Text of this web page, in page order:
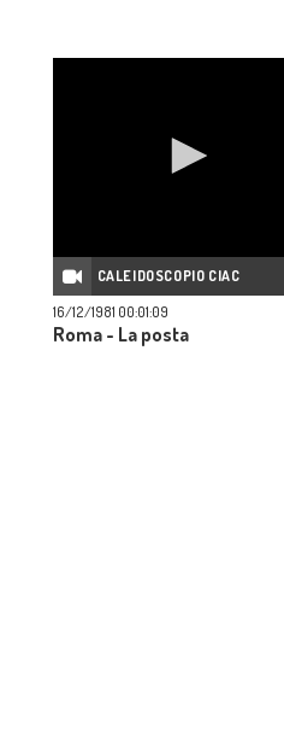
CALEIDOSCOPIO CIAC
16/12/1981 00:01:09
Roma - La posta